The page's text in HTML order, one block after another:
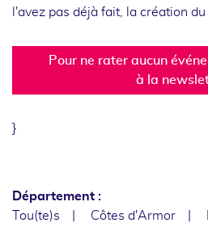
l'avez pas déjà fait, la création
Pour ne rater aucun
à la
}
Département :
Tou(te)s
Côtes d'Armor